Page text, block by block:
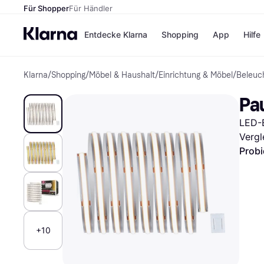
Für ShopperFür Händler
Entdecke Klarna
Zahlungsmethoden
Bezahle in bis zu 30
Tagen
Ratenzahlung
Shopping
Shops
eBay
Temu
SHEIN
App Hilfe
Klarna/Shopping/Möbel & Haushalt/Einrichtung & Möbel /
+10